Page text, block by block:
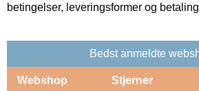
betingelser, leveringsformer og
Bedst anmeldte
Webshop Stjerner